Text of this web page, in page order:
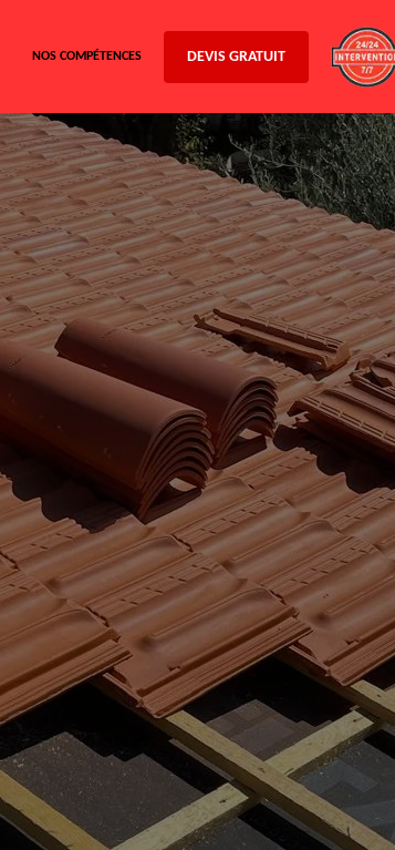
NOS COMPÉTENCES DEVIS GRATUIT